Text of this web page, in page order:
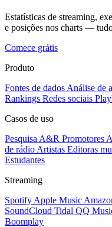
Estatísticas de streaming,
e posições nos charts —
Comece grátis
Produto
Fontes de dados Análise de
Rankings Redes sociais
Casos de uso
Pesquisa A&R Promotores
de rádio Artistas Editoras
Estudantes
Streaming
Spotify Apple Music
SoundCloud Tidal QQ
Boomplay